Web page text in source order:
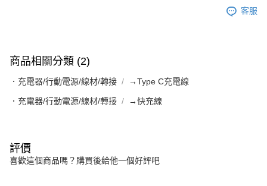
客服
商品相關分類 (2)
．充電器/行動電源/線材/轉接 →Type C充電線
．充電器/行動電源/線材/轉接 →快充線
評價
喜歡這個商品嗎？購買後給他一個好評吧